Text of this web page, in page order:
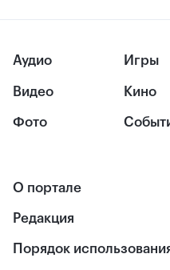
Аудио
Видео
Фото
Игры
Кино
О портале
Редакция
Порядок